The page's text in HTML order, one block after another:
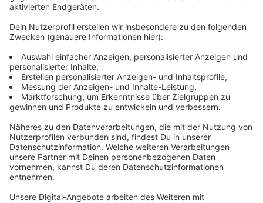
Anzeige
Wohnhäuser, eine Tiefgarage, eine KiTa und ein70
Meter hoher Turmfür Büros und eine Bowlingbahn
geplant. Die Hälfte der Wohnungen wird sozial
gefördert.
Anzeige
Noch kein konkreter Zeitplan